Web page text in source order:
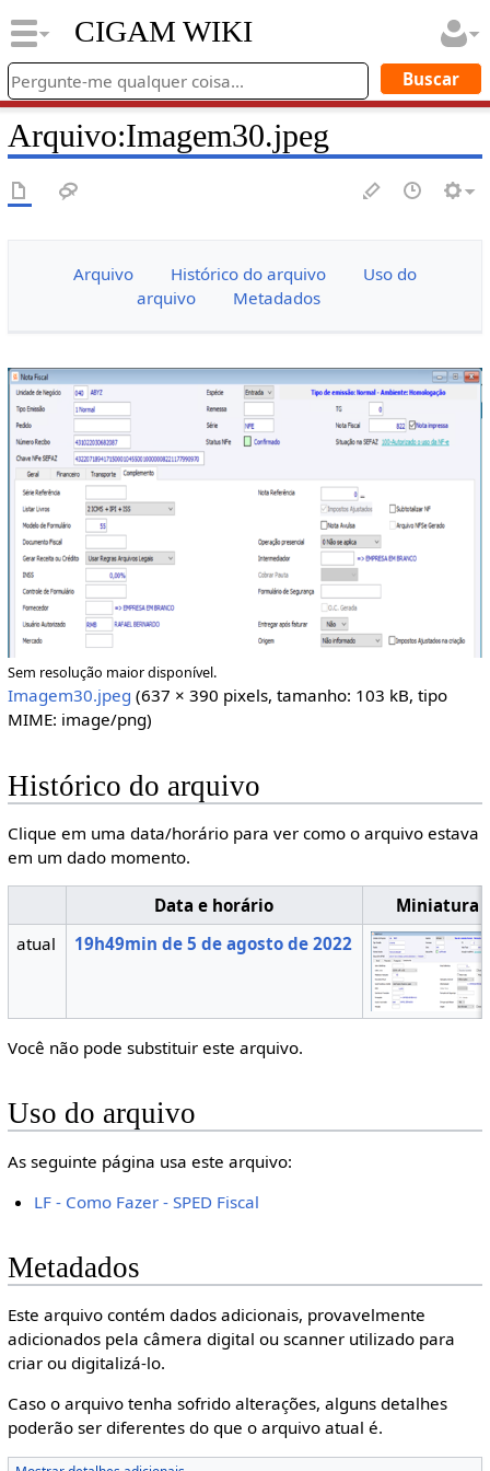
CIGAM WIKI
Arquivo:Imagem30.jpeg
Arquivo Histórico do arquivo
Uso do
arquivo
Metadados
Sem resolução maior disponível.
Imagem30.jpeg (637 × 390 pixels, tamanho: 103 kB, tipo
MIME: image/png)
Histórico do arquivo
Clique em uma data/horário para ver como o arquivo estava
em um dado momento.
Data e horário
Miniatura
atual
19h49min de 5 de agosto de 2022
Você não pode substituir este arquivo.
Uso do arquivo
As seguinte página usa este arquivo:
LF - Como Fazer - SPED Fiscal
Metadados
Este arquivo contém dados adicionais, provavelmente
adicionados pela câmera digital ou scanner utilizado para
criar ou digitalizá-lo.
Caso o arquivo tenha sofrido alterações, alguns detalhes
poderão ser diferentes do que o arquivo atual é.